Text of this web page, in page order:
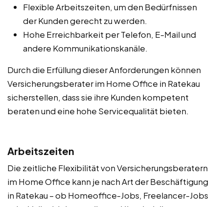
Flexible Arbeitszeiten, um den Bedürfnissen
der Kunden gerecht zu werden.
Hohe Erreichbarkeit per Telefon, E-Mail und
andere Kommunikationskanäle.
Durch die Erfüllung dieser Anforderungen können
Versicherungsberater im Home Office in Ratekau
sicherstellen, dass sie ihre Kunden kompetent
beraten und eine hohe Servicequalität bieten.
Arbeitszeiten
Die zeitliche Flexibilität von Versicherungsberatern
im Home Office kann je nach Art der Beschäftigung
in Ratekau – ob Homeoffice-Jobs, Freelancer-Jobs